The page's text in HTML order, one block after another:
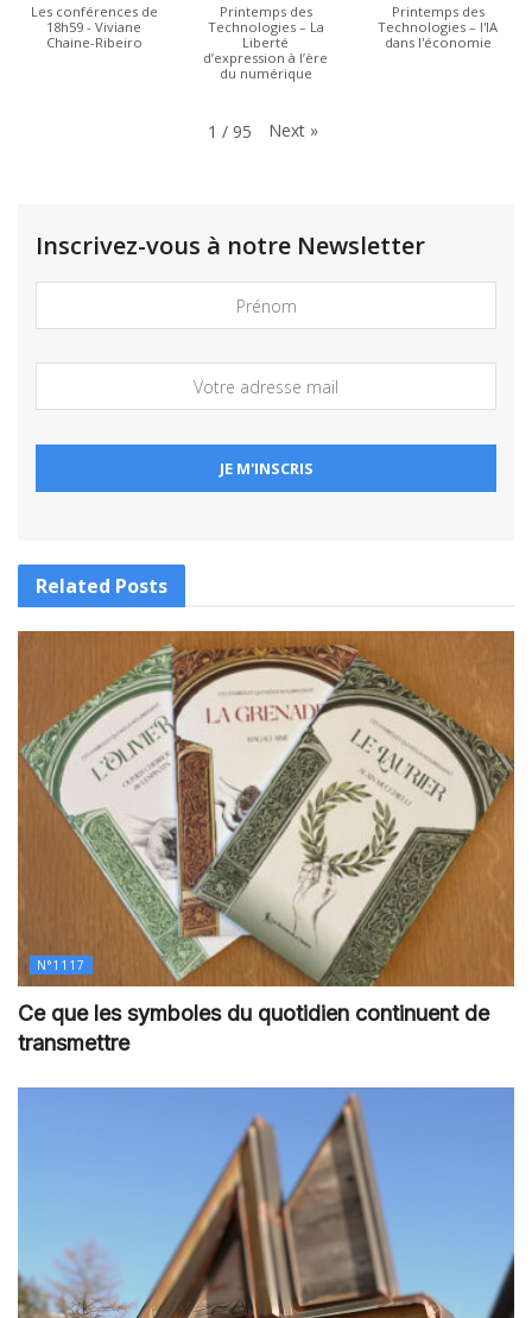
Les conférences de
18h59 - Viviane
Chaine-Ribeiro
Printemps des
Technologies – La
Liberté
d’expression à l’ère
du numérique
Printemps des
Technologies – l'IA
dans l'économie
1 / 95 Next »
Inscrivez-vous à notre Newsletter
Related Posts
N°1117
Ce que les symboles du quotidien continuent de
transmettre